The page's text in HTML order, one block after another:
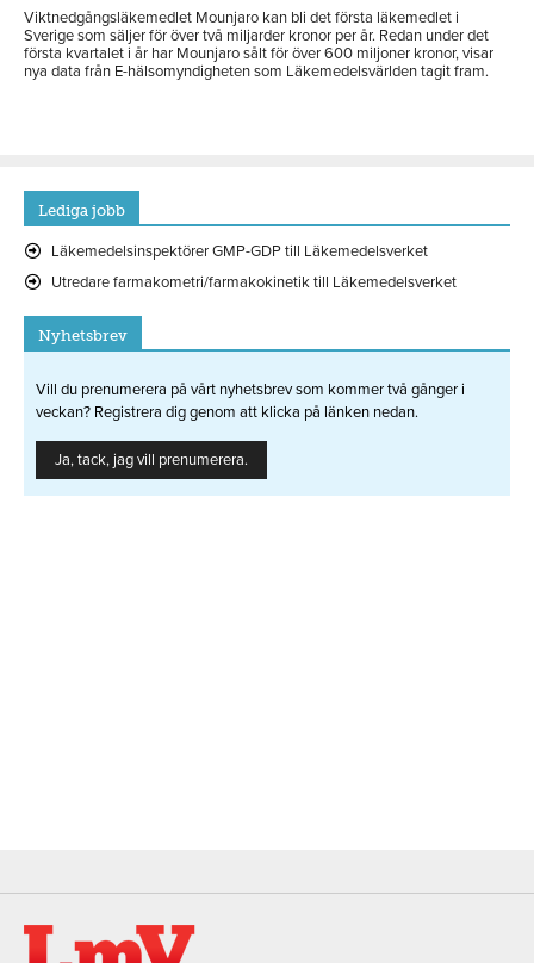
Viktnedgångsläkemedlet Mounjaro kan bli det första läkemedlet i
Sverige som säljer för över två miljarder kronor per år. Redan under det
första kvartalet i år har Mounjaro sålt för över 600 miljoner kronor, visar
nya data från E-hälsomyndigheten som Läkemedelsvärlden tagit fram.
Lediga jobb
Läkemedelsinspektörer GMP-GDP till Läkemedelsverket
Utredare farmakometri/farmakokinetik till Läkemedelsverket
Nyhetsbrev
Vill du prenumerera på vårt nyhetsbrev som kommer två gånger i
veckan? Registrera dig genom att klicka på länken nedan.
Ja, tack, jag vill prenumerera.